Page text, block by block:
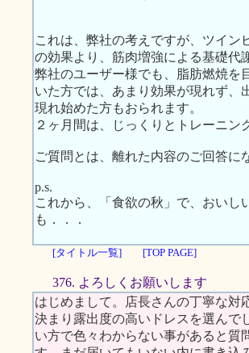
これは、弊社の考えですが、ツイ
の効果より、筋肉増強による基礎代
弊社のユーザー様でも、脂肪燃焼を
いた方では、あまり効果が現れず、
現れ始めた方もおられます。
２ヶ月間は、じっくりとトレーニ
ご質問とは、離れた内容のご回答に
p.s.
これから、「食欲の秋」で、おいし
も．．．
[タイトル一覧] [TOP PAGE]
376. よろしくお願いします
はじめまして。店長さんの丁寧な対
決まり露出度の高いドレスを選んで
い方で色々わからない事があると質